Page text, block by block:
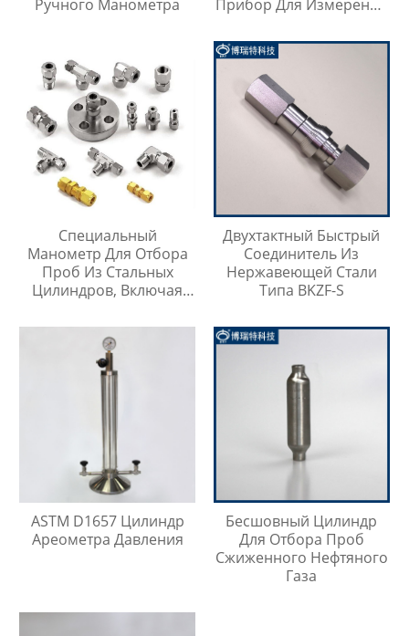
Ручного Манометра
Прибор Для Измерения
Специальный
Манометр Для Отбора
Проб Из Стальных
Цилиндров, Включая
Нержавеющей Стали
Двухтактный Быстрый
Соединитель Из
Нержавеющей Стали
Типа BKZF-S
ASTM D1657 Цилиндр
Ареометра Давления
Бесшовный Цилиндр
Для Отбора Проб
Сжиженного Нефтяного
Газа